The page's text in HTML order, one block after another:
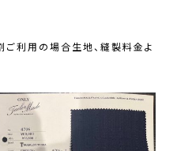
利用の場合生地、縫製料金よ